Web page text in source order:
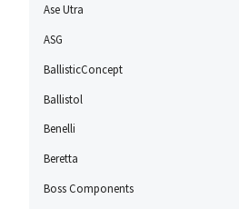
Ase Utra
ASG
BallisticConcept
Ballistol
Benelli
Beretta
Boss Components